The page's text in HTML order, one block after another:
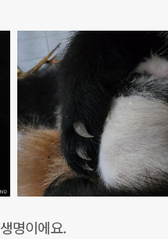
명이에요.